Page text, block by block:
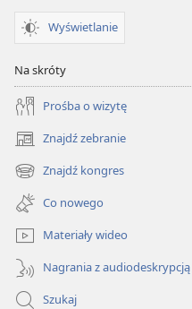
Wyświetlanie
Na skróty
Prośba o wizytę
Znajdź zebranie
(opens
new
window)
Znajdź kongres
(opens
new
window)
Co nowego
Materiały wideo
Nagrania z audiodeskrypcją
Szukaj